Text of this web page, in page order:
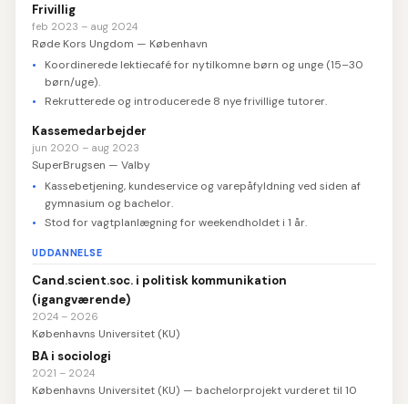
Frivillig
feb 2023 – aug 2024
Røde Kors Ungdom — København
Koordinerede lektiecafé for nytilkomne børn og unge (15–30
børn/uge).
Rekrutterede og introducerede 8 nye frivillige tutorer.
Kassemedarbejder
jun 2020 – aug 2023
SuperBrugsen — Valby
Kassebetjening, kundeservice og varepåfyldning ved siden af
gymnasium og bachelor.
Stod for vagtplanlægning for weekendholdet i 1 år.
UDDANNELSE
Cand.scient.soc. i politisk kommunikation
(igangværende)
2024 – 2026
Københavns Universitet (KU)
BA i sociologi
2021 – 2024
Københavns Universitet (KU) — bachelorprojekt vurderet til 10